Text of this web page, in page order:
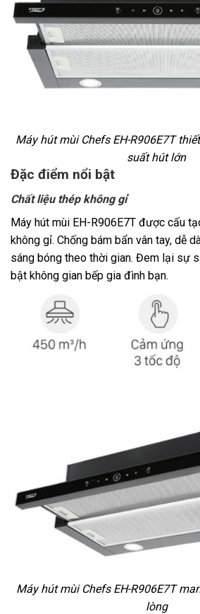
Máy hút mùi Chefs EH-R906E7Tthiết
suất hút lớn
Đặc điểm nổi bật
Chất liệu thép không gỉ
Máy hút mùi EH-R906E7T được cấu
không gỉ. Chống bám bẩn vân tay, dễ
sáng bóng theo thời gian. Đem lại sự
bật không gian bếp gia đình bạn.
Máy hút mùi Chefs EH-R906E7T
lòng